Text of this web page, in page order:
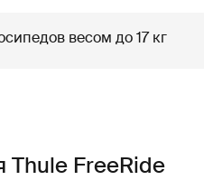
весом до 17 кг
Thule FreeRide